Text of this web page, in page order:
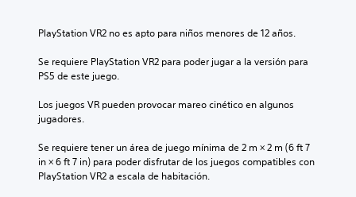
PlayStation VR2 no es apto para niños menores de 12 años.
Se requiere PlayStation VR2 para poder jugar a la versión para
PS5 de este juego.
Los juegos VR pueden provocar mareo cinético en algunos
jugadores.
Se requiere tener un área de juego mínima de 2 m × 2 m (6 ft 7
in × 6 ft 7 in) para poder disfrutar de los juegos compatibles con
PlayStation VR2 a escala de habitación.